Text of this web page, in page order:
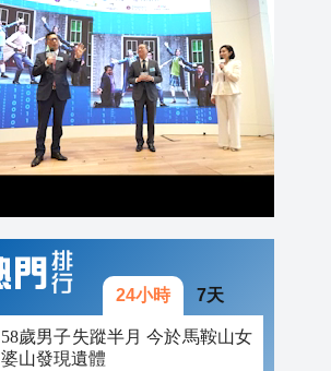
24小時 7天
58歲男子失蹤半月 今於馬鞍山女
婆山發現遺體